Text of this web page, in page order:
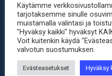
-
KUMITASSU
HARMAA
22X10MM
määrä
+
Tuotetunnus (SKU):SJ-5009HA
Osastot:Kotelotarvikkeet,
Avainsana tuotteelle
kotelo
Käytämme
tarjotaksemme sinulle
muistamalla valintasi ja
"Hyväksy kaikki" hyväksyt
Voit kuitenkin käydä
valvotun suostumuksen.
Evästeasetukset Hyväksy